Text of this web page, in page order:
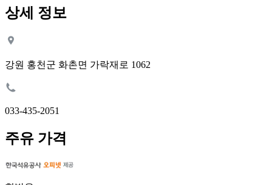
상세 정보
강원 홍천군 화촌면 가락재로 1062
033-435-2051
주유 가격